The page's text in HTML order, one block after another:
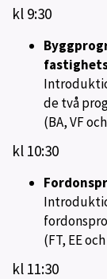
kl 9:30
de två
(BA, VF
kl 10:30
(FT, EE
kl 11:30